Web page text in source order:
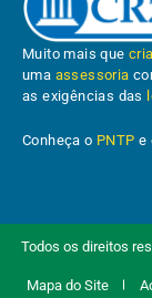
Muito mais que
uma assessoria
as exigências das
Conheça o PNTP e
Todos os direitos
Mapa do Site